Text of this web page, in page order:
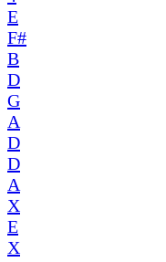
E
F#
B
D
G
A
D
D
A
X
E
X